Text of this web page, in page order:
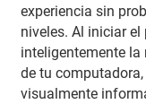
experiencia sin
niveles. Al iniciar
inteligentemente
de tu
visualmente